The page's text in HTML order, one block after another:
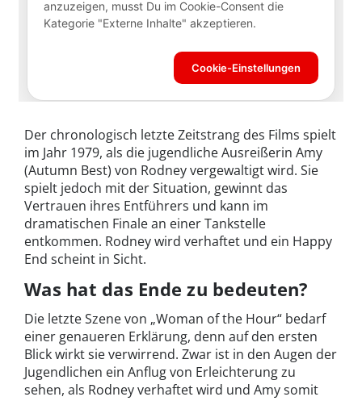
Der chronologisch letzte Zeitstrang des Films spielt
im Jahr 1979, als die jugendliche Ausreißerin Amy
(Autumn Best) von Rodney vergewaltigt wird. Sie
spielt jedoch mit der Situation, gewinnt das
Vertrauen ihres Entführers und kann im
dramatischen Finale an einer Tankstelle
entkommen. Rodney wird verhaftet und ein Happy
End scheint in Sicht.
Was hat das Ende zu bedeuten?
Die letzte Szene von „Woman of the Hour“ bedarf
einer genaueren Erklärung, denn auf den ersten
Blick wirkt sie verwirrend. Zwar ist in den Augen der
Jugendlichen ein Anflug von Erleichterung zu
sehen, als Rodney verhaftet wird und Amy somit